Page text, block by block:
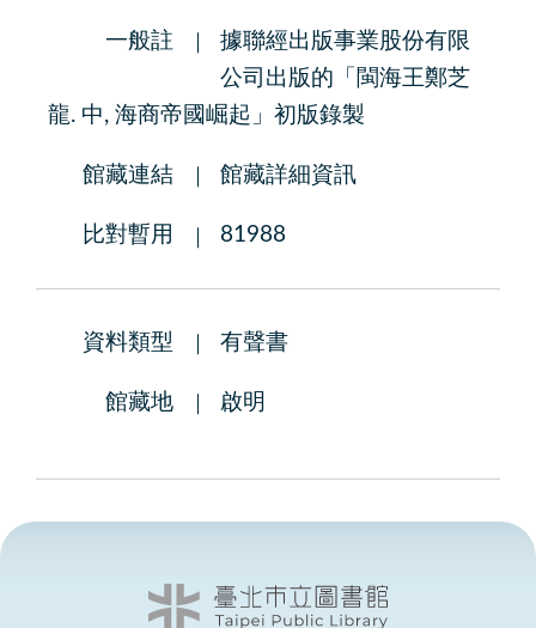
一般註
據聯經出版事業股份有限
公司出版的「閩海王鄭芝
龍. 中, 海商帝國崛起」初版錄製
館藏連結 館藏詳細資訊
比對暫用 81988
資料類型 有聲書
館藏地 啟明